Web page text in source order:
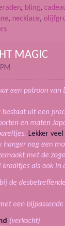
, bling,
, necklace,
MAGIC
een patroon
uit een
en maten
Lekker
nog een
met de
als ook in
de
een
(verkocht)